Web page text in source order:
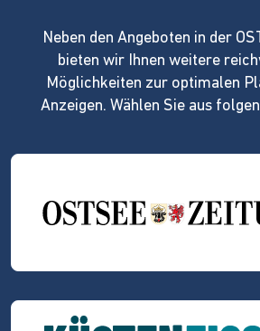
Neben den Angeboten in der
bieten wir Ihnen weitere
Möglichkeiten zur optimalen
Anzeigen. Wählen Sie aus